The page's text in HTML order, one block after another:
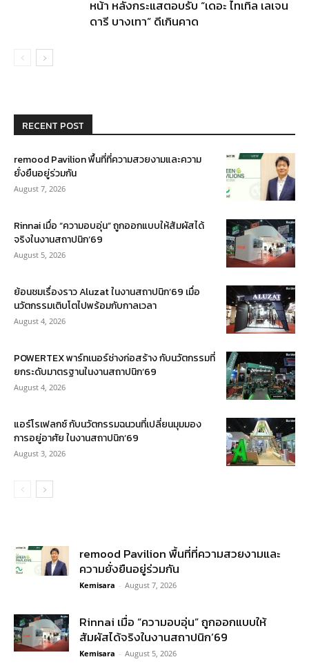
หน้า หลังกระแสตอบรับ “เดอะ ไทเทิล เลเจน
ดารี บางเทา” ดีเกินคาด
RECENT POST
remood Pavilion พื้นที่ที่ความสวยงามและความ
ยั่งยืนอยู่ร่วมกัน
August 7, 2026
Rinnai เมื่อ “ความอบอุ่น” ถูกออกแบบให้สัมผัสได้
จริงในงานสถาปนิก’69
August 5, 2026
ย้อนชมเรื่องราว Aluzat ในงานสถาปนิก’69 เมื่อ
นวัตกรรมเติบโตไปพร้อมกับกาลเวลา
August 4, 2026
POWERTEX พาร์ทเนอร์ช่างก่อสร้าง กับนวัตกรรมที่
ยกระดับมาตรฐานในงานสถาปนิก’69
August 4, 2026
แอร์โรเฟลกซ์ กับนวัตกรรมฉนวนที่เปลี่ยนมุมมอง
การอยู่อาศัย ในงานสถาปนิก’69
August 3, 2026
remood Pavilion พื้นที่ที่ความสวยงามและ
ความยั่งยืนอยู่ร่วมกัน
Kemisara - August 7, 2026
Rinnai เมื่อ “ความอบอุ่น” ถูกออกแบบให้
สัมผัสได้จริงในงานสถาปนิก’69
Kemisara - August 5, 2026